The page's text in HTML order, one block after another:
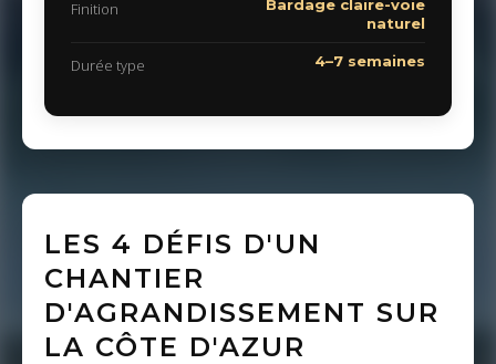
Finition
Bardage claire-voie
naturel
Durée type 4–7 semaines
LES 4 DÉFIS D'UN
CHANTIER
D'AGRANDISSEMENT SUR
LA CÔTE D'AZUR